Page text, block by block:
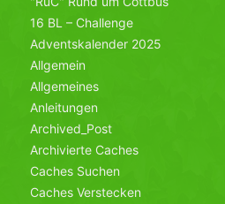
16 BL – Challenge
Adventskalender 2025
Allgemein
Allgemeines
Anleitungen
Archived_Post
Archivierte Caches
Caches Suchen
Caches Verstecken